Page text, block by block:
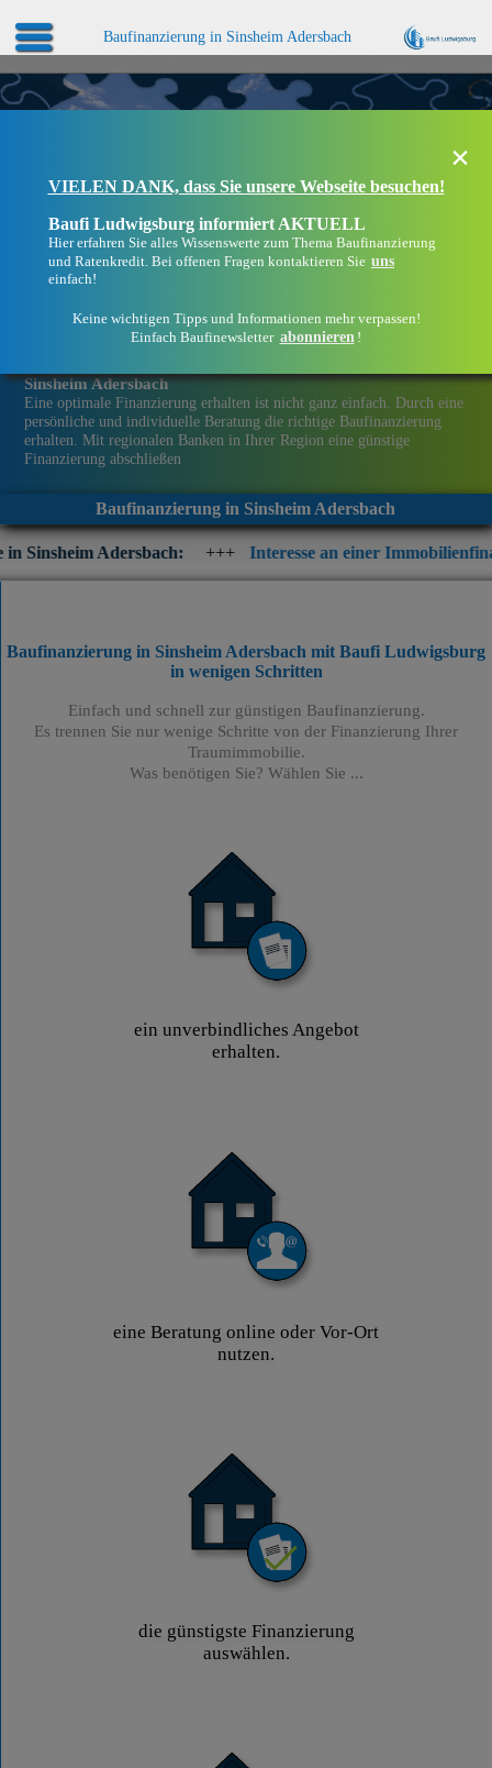
Baufinanzierung in Sinsheim Adersbach
Sinsheim Adersbach
Eine optimale Finanzierung erhalten ist nicht ganz einfach. Durch eine
persönliche und individuelle Beratung die richtige Baufinanzierung
erhalten. Mit regionalen Banken in Ihrer Region eine günstige
Finanzierung abschließen
Baufinanzierung in Sinsheim Adersbach
+++ Interesse an einer Immobilienfinanzierung?
×
VIELEN DANK, dass Sie unsere Webseite besuchen!
Baufi Ludwigsburg informiert AKTUELL
Hier erfahren Sie alles Wissenswerte zum Thema Baufinanzierung
und Ratenkredit. Bei offenen Fragen kontaktieren Sie uns
einfach!
Keine wichtigen Tipps und Informationen mehr verpassen!
Einfach Baufinewsletter abonnieren !
Baufinanzierung in Sinsheim Adersbach mit Baufi Ludwigsburg
in wenigen Schritten
Einfach und schnell zur günstigen Baufinanzierung.
Es trennen Sie nur wenige Schritte von der Finanzierung Ihrer
Traumimmobilie.
Was benötigen Sie? Wählen Sie ...
ein unverbindliches Angebot
erhalten.
eine Beratung online oder Vor-Ort
nutzen.
die günstigste Finanzierung
auswählen.